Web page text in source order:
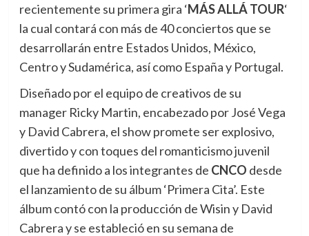
recientemente su primera gira ‘MÁS ALLÁ TOUR‘
la cual contará con más de 40 conciertos que se
desarrollarán entre Estados Unidos, México,
Centro y Sudamérica, así como España y Portugal.
Diseñado por el equipo de creativos de su
manager Ricky Martin, encabezado por José Vega
y David Cabrera, el show promete ser explosivo,
divertido y con toques del romanticismo juvenil
que ha definido a los integrantes de CNCO desde
el lanzamiento de su álbum ‘Primera Cita’. Este
álbum contó con la producción de Wisin y David
Cabrera y se estableció en su semana de